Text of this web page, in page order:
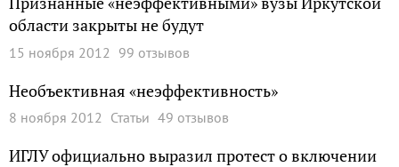
области закрыты не будут
15 ноября 2012 99 отзывов
Необъективная «неэффективность»
8 ноября 2012 Статьи 49 отзывов
ИГЛУ официально выразил протест о включении